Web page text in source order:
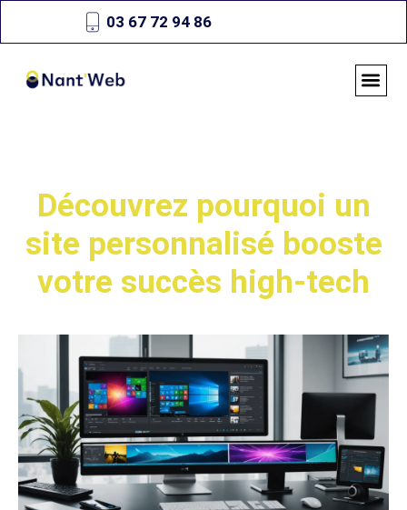
03 67 72 94 86
Découvrez pourquoi un
site personnalisé booste
votre succès high-tech